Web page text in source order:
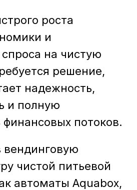
роста
и
на чистую
решение,
надежность,
и полную
финансовых потоков.
вендинговую
чистой питьевой
автоматы Aquabox,